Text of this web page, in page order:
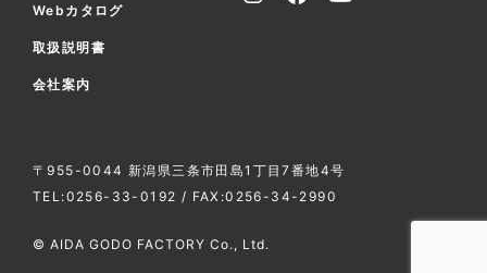
〒955-0044 新潟県三条市田島1丁目7番地4号
TEL:0256-33-0192 / FAX:0256-34-2990
Webカタログ
取扱説明書
会社案内
© AIDA GODO FACTORY Co., Ltd.